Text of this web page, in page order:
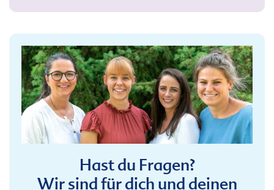
Hast du Fragen?
Wir sind für dich und deinen